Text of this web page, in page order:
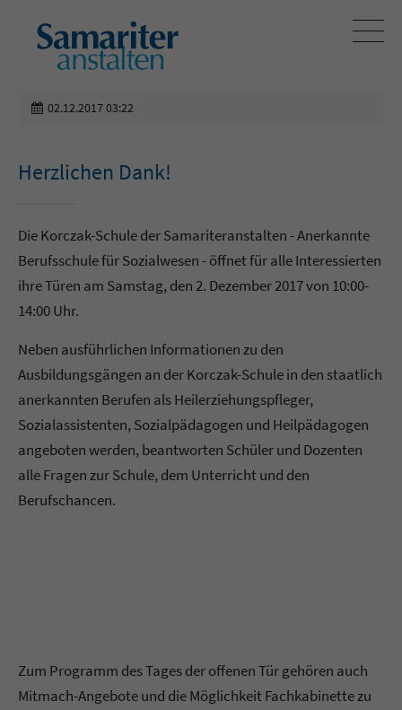
02.12.2017 03:22
Herzlichen Dank!
Die Korczak-Schule der Samariteranstalten - Anerkannte
Berufsschule für Sozialwesen - öffnet für alle Interessierten
ihre Türen am Samstag, den 2. Dezember 2017 von 10:00-
14:00 Uhr.
Neben ausführlichen Informationen zu den
Ausbildungsgängen an der Korczak-Schule in den staatlich
anerkannten Berufen als Heilerziehungspfleger,
Sozialassistenten, Sozialpädagogen und Heilpädagogen
angeboten werden, beantworten Schüler und Dozenten
alle Fragen zur Schule, dem Unterricht und den
Berufschancen.
Zum Programm des Tages der offenen Tür gehören auch
Mitmach-Angebote und die Möglichkeit Fachkabinette zu